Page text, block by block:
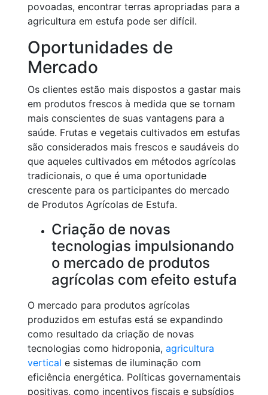
povoadas, encontrar terras apropriadas para a
agricultura em estufa pode ser difícil.
Oportunidades de
Mercado
Os clientes estão mais dispostos a gastar mais
em produtos frescos à medida que se tornam
mais conscientes de suas vantagens para a
saúde. Frutas e vegetais cultivados em estufas
são considerados mais frescos e saudáveis do
que aqueles cultivados em métodos agrícolas
tradicionais, o que é uma oportunidade
crescente para os participantes do mercado
de Produtos Agrícolas de Estufa.
Criação de novas
tecnologias impulsionando
o mercado de produtos
agrícolas com efeito estufa
O mercado para produtos agrícolas
produzidos em estufas está se expandindo
como resultado da criação de novas
tecnologias como hidroponia, agricultura
vertical e sistemas de iluminação com
eficiência energética. Políticas governamentais
positivas, como incentivos fiscais e subsídios